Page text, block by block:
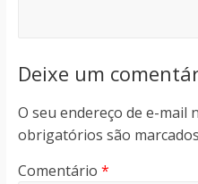
Deixe um
O seu endereço de e-mail
obrigatórios são
Comentário *